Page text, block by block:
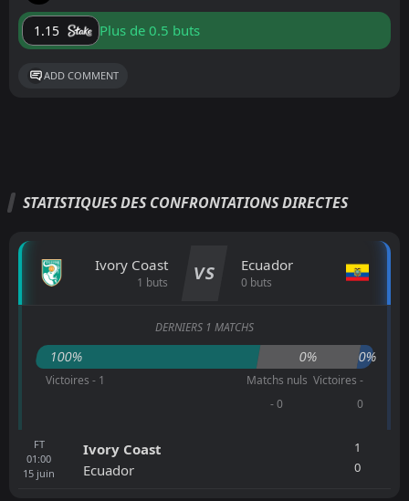
1.15 Plus de 0.5 buts
ADD COMMENT
STATISTIQUES DES CONFRONTATIONS DIRECTES
Ivory Coast
1 buts VS Ecuador
0 buts
DERNIERS 1 MATCHS
100% 0% 0%
Victoires - 1
Matchs nuls
- 0
Victoires -
0
FT
01:00
15 juin
Ivory Coast
Ecuador
1
0